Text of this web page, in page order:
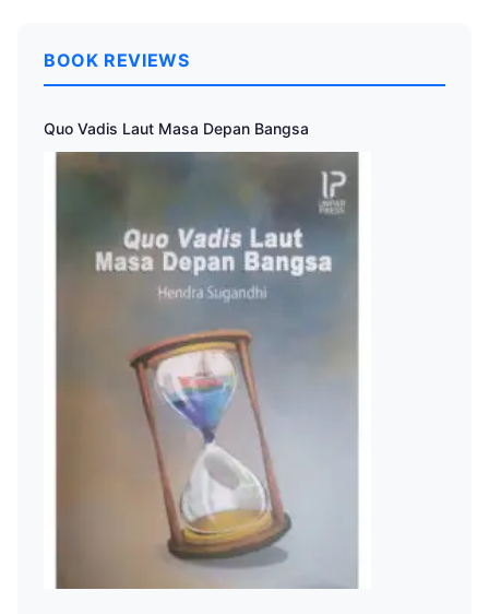
BOOK REVIEWS
Quo Vadis Laut Masa Depan Bangsa